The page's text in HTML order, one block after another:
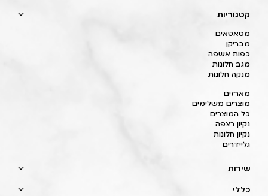
קטגוריות
מטאטאים
מבריקן
כפות אשפה
מגב חלונות
מנקה חלונות
מארזים
מוצרים משלימים
כל המוצרים
נקיון רצפה
נקיון חלונות
גליידרים
שירות
כללי